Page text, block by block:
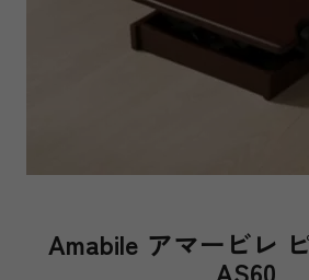
Amabile アマービレ
AS60